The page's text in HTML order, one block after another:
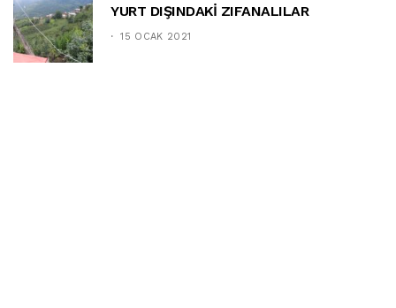
YURT DIŞINDAKİ ZIFANALILAR
15 OCAK 2021